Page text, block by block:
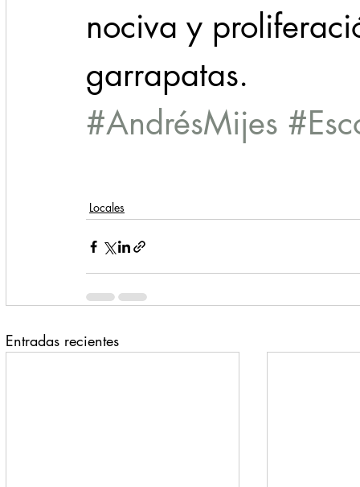
nociva y
garrapatas.
#AndrésMijes
Locales
Entradas recientes